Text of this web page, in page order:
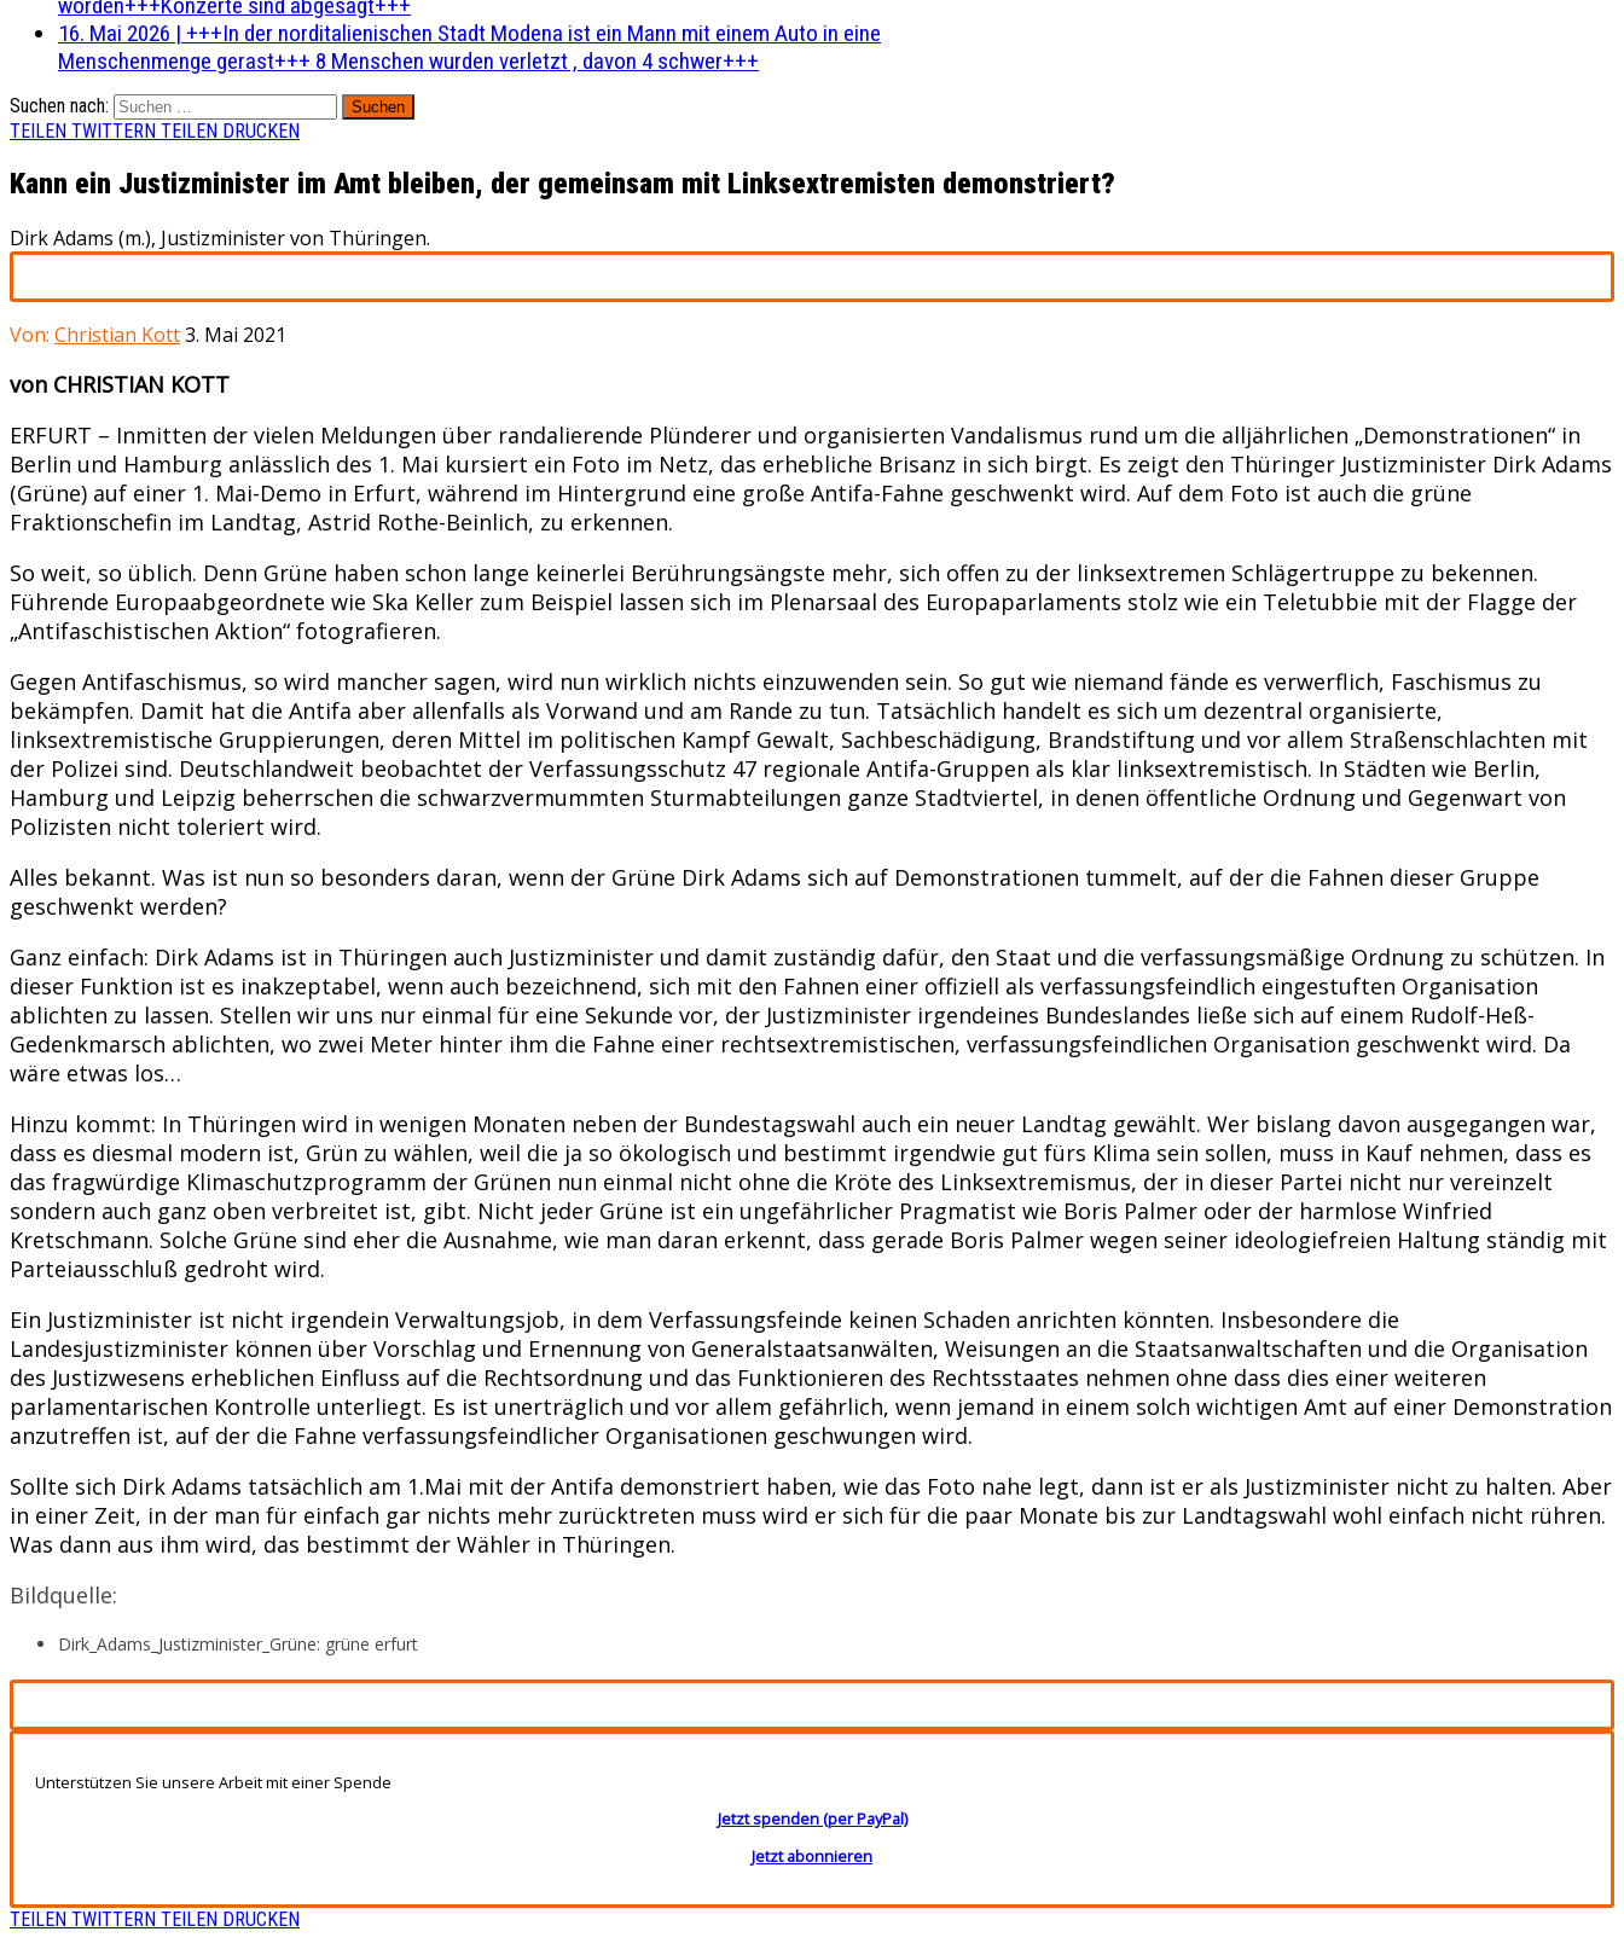
16. Mai 2026 | +++In der norditalienischen Stadt Modena ist ein Mann mit einem Auto in eine
Menschenmenge gerast+++ 8 Menschen wurden verletzt , davon 4 schwer+++
Suchen nach:
TEILEN TWITTERN TEILEN DRUCKEN
Kann ein Justizminister im Amt bleiben, der gemeinsam mit Linksextremisten demonstriert?
Dirk Adams (m.), Justizminister von Thüringen.
Von: Christian Kott3. Mai 2021
von CHRISTIAN KOTT
ERFURT – Inmitten der vielen Meldungen über randalierende Plünderer und organisierten Vandalismus rund um die alljährlichen „Demonstrationen“ in
Berlin und Hamburg anlässlich des 1. Mai kursiert ein Foto im Netz, das erhebliche Brisanz in sich birgt. Es zeigt den Thüringer Justizminister Dirk Adams
(Grüne) auf einer 1. Mai-Demo in Erfurt, während im Hintergrund eine große Antifa-Fahne geschwenkt wird. Auf dem Foto ist auch die grüne
Fraktionschefin im Landtag, Astrid Rothe-Beinlich, zu erkennen.
So weit, so üblich. Denn Grüne haben schon lange keinerlei Berührungsängste mehr, sich offen zu der linksextremen Schlägertruppe zu bekennen.
Führende Europaabgeordnete wie Ska Keller zum Beispiel lassen sich im Plenarsaal des Europaparlaments stolz wie ein Teletubbie mit der Flagge der
„Antifaschistischen Aktion“ fotografieren.
Gegen Antifaschismus, so wird mancher sagen, wird nun wirklich nichts einzuwenden sein. So gut wie niemand fände es verwerflich, Faschismus zu
bekämpfen. Damit hat die Antifa aber allenfalls als Vorwand und am Rande zu tun. Tatsächlich handelt es sich um dezentral organisierte,
linksextremistische Gruppierungen, deren Mittel im politischen Kampf Gewalt, Sachbeschädigung, Brandstiftung und vor allem Straßenschlachten mit
der Polizei sind. Deutschlandweit beobachtet der Verfassungsschutz 47 regionale Antifa-Gruppen als klar linksextremistisch. In Städten wie Berlin,
Hamburg und Leipzig beherrschen die schwarzvermummten Sturmabteilungen ganze Stadtviertel, in denen öffentliche Ordnung und Gegenwart von
Polizisten nicht toleriert wird.
Alles bekannt. Was ist nun so besonders daran, wenn der Grüne Dirk Adams sich auf Demonstrationen tummelt, auf der die Fahnen dieser Gruppe
geschwenkt werden?
Ganz einfach: Dirk Adams ist in Thüringen auch Justizminister und damit zuständig dafür, den Staat und die verfassungsmäßige Ordnung zu schützen. In
dieser Funktion ist es inakzeptabel, wenn auch bezeichnend, sich mit den Fahnen einer offiziell als verfassungsfeindlich eingestuften Organisation
ablichten zu lassen. Stellen wir uns nur einmal für eine Sekunde vor, der Justizminister irgendeines Bundeslandes ließe sich auf einem Rudolf-Heß-
Gedenkmarsch ablichten, wo zwei Meter hinter ihm die Fahne einer rechtsextremistischen, verfassungsfeindlichen Organisation geschwenkt wird. Da
wäre etwas los…
Hinzu kommt: In Thüringen wird in wenigen Monaten neben der Bundestagswahl auch ein neuer Landtag gewählt. Wer bislang davon ausgegangen war,
dass es diesmal modern ist, Grün zu wählen, weil die ja so ökologisch und bestimmt irgendwie gut fürs Klima sein sollen, muss in Kauf nehmen, dass es
das fragwürdige Klimaschutzprogramm der Grünen nun einmal nicht ohne die Kröte des Linksextremismus, der in dieser Partei nicht nur vereinzelt
sondern auch ganz oben verbreitet ist, gibt. Nicht jeder Grüne ist ein ungefährlicher Pragmatist wie Boris Palmer oder der harmlose Winfried
Kretschmann. Solche Grüne sind eher die Ausnahme, wie man daran erkennt, dass gerade Boris Palmer wegen seiner ideologiefreien Haltung ständig mit
Parteiausschluß gedroht wird.
Ein Justizminister ist nicht irgendein Verwaltungsjob, in dem Verfassungsfeinde keinen Schaden anrichten könnten. Insbesondere die
Landesjustizminister können über Vorschlag und Ernennung von Generalstaatsanwälten, Weisungen an die Staatsanwaltschaften und die Organisation
des Justizwesens erheblichen Einfluss auf die Rechtsordnung und das Funktionieren des Rechtsstaates nehmen ohne dass dies einer weiteren
parlamentarischen Kontrolle unterliegt. Es ist unerträglich und vor allem gefährlich, wenn jemand in einem solch wichtigen Amt auf einer Demonstration
anzutreffen ist, auf der die Fahne verfassungsfeindlicher Organisationen geschwungen wird.
Sollte sich Dirk Adams tatsächlich am 1.Mai mit der Antifa demonstriert haben, wie das Foto nahe legt, dann ist er als Justizminister nicht zu halten. Aber
in einer Zeit, in der man für einfach gar nichts mehr zurücktreten muss wird er sich für die paar Monate bis zur Landtagswahl wohl einfach nicht rühren.
Was dann aus ihm wird, das bestimmt der Wähler in Thüringen.
Bildquelle:
Dirk_Adams_Justizminister_Grüne: grüne erfurt
Unterstützen Sie unsere Arbeit mit einer Spende
Jetzt spenden (per PayPal)
Jetzt abonnieren
TEILEN TWITTERN TEILEN DRUCKEN